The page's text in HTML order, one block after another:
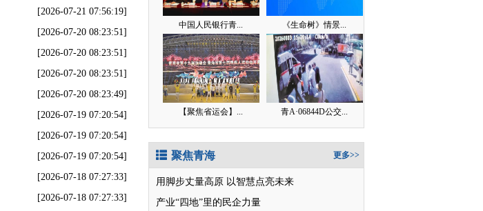
[2026-07-21 07:56:19]
[2026-07-20 08:23:51]
[2026-07-20 08:23:51]
[2026-07-20 08:23:51]
[2026-07-20 08:23:49]
[2026-07-19 07:20:54]
[2026-07-19 07:20:54]
[2026-07-19 07:20:54]
[2026-07-18 07:27:33]
[2026-07-18 07:27:33]
中国人民银行青... 《生命树》情景...
【聚焦省运会】... 青A·06844D公交...
聚焦青海 更多>>
用脚步丈量高原 以智慧点亮未来
产业“四地”里的民企力量